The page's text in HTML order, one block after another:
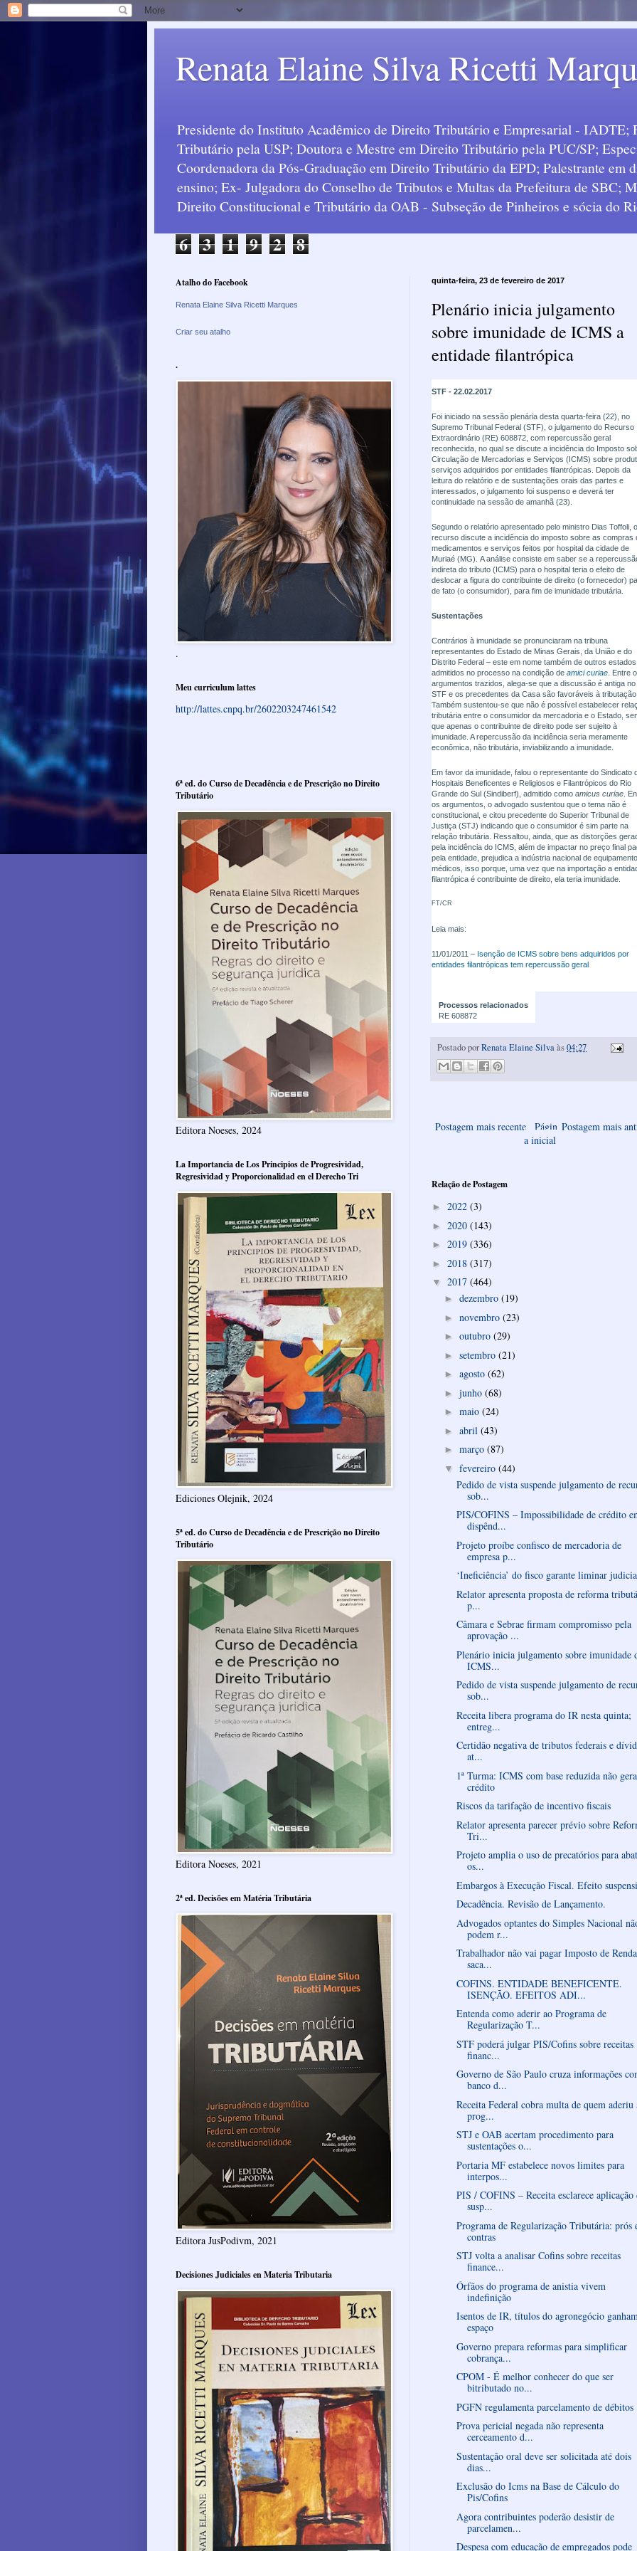
Renata Elaine Silva Ricetti
Presidente do Instituto Acadêmico de Direito Tributário e Empresarial - IADTE;
Tributário pela USP; Doutora e Mestre em Direito Tributário pela PUC/SP;
Coordenadora da Pós-Graduação em Direito Tributário da EPD; Palestrante em
ensino; Ex- Julgadora do Conselho de Tributos e Multas da Prefeitura de SBC;
Direito Constitucional e Tributário da OAB - Subseção de Pinheiros e sócia do
6 3 1 9 2 8
quinta-feira, 23 de fevereiro de 2017
Plenário inicia julgamento
sobre imunidade de ICMS a
entidade filantrópica
STF - 22.02.2017
Foi iniciado na sessão plenária desta quarta-feira (22), no
Supremo Tribunal Federal (STF), o julgamento do Recurso
Extraordinário (RE) 608872, com repercussão geral
reconhecida, no qual se discute a incidência do Imposto
Circulação de Mercadorias e Serviços (ICMS) sobre
serviços adquiridos por entidades filantrópicas. Depois da
leitura do relatório e de sustentações orais das partes e
interessados, o julgamento foi suspenso e deverá ter
continuidade na sessão de amanhã (23).
Segundo o relatório apresentado pelo ministro Dias Toffoli, o
recurso discute a incidência do imposto sobre as compras
medicamentos e serviços feitos por hospital da cidade de
Muriaé (MG). A análise consiste em saber se a
indireta do tributo (ICMS) para o hospital teria o efeito de
deslocar a figura do contribuinte de direito (o fornecedor)
de fato (o consumidor), para fim de imunidade tributária.
Sustentações
Contrários à imunidade se pronunciaram na tribuna
representantes do Estado de Minas Gerais, da União e do
Distrito Federal – este em nome também de outros estados
admitidos no processo na condição de amici curiae . Entre
argumentos trazidos, alega-se que a discussão é antiga no
STF e os precedentes da Casa são favoráveis à
Também sustentou-se que não é possível estabelecer
tributária entre o consumidor da mercadoria e o Estado,
que apenas o contribuinte de direito pode ser sujeito à
imunidade. A repercussão da incidência seria meramente
econômica, não tributária, inviabilizando a imunidade.
Em favor da imunidade, falou o representante do Sindicato
Hospitais Beneficentes e Religiosos e Filantrópicos do Rio
Grande do Sul (Sindiberf), admitido como amicus curiae .
os argumentos, o advogado sustentou que o tema não é
constitucional, e citou precedente do Superior Tribunal de
Justiça (STJ) indicando que o consumidor é sim parte na
relação tributária. Ressaltou, ainda, que as distorções
pela incidência do ICMS, além de impactar no preço final
pela entidade, prejudica a indústria nacional de
médicos, isso porque, uma vez que na importação a
filantrópica é contribuinte de direito, ela teria imunidade.
FT/CR
Leia mais:
11/01/2011 – Isenção de ICMS sobre bens adquiridos por
entidades filantrópicas tem repercussão geral
Processos relacionados
RE 608872
Postado porRenata Elaine Silvaàs04:27
Postagem mais recente Postagem mais
Págin
a inicial
Relação de Postagem
► 2022 (3)
► 2020 (143)
► 2019 (336)
► 2018 (317)
▼ 2017 (464)
► dezembro (19)
► novembro (23)
► outubro (29)
► setembro (21)
► agosto (62)
► junho (68)
► maio (24)
► abril (43)
► março (87)
▼ fevereiro (44)
Pedido de vista suspende julgamento de
sob...
PIS/COFINS – Impossibilidade de crédito
dispênd...
Projeto proíbe confisco de mercadoria de
empresa p...
‘Ineficiência’ do fisco garante liminar
Relator apresenta proposta de reforma
p...
Câmara e Sebrae firmam compromisso pela
aprovação ...
Plenário inicia julgamento sobre imunidade
ICMS...
Pedido de vista suspende julgamento de
sob...
Receita libera programa do IR nesta quinta;
entreg...
Certidão negativa de tributos federais e
at...
1ª Turma: ICMS com base reduzida não gera
crédito
Riscos da tarifação de incentivo fiscais
Relator apresenta parecer prévio sobre
Tri...
Projeto amplia o uso de precatórios para
os...
Embargos à Execução Fiscal. Efeito
Decadência. Revisão de Lançamento.
Advogados optantes do Simples Nacional
podem r...
Trabalhador não vai pagar Imposto de
saca...
COFINS. ENTIDADE BENEFICENTE.
ISENÇÃO. EFEITOS ADI...
Entenda como aderir ao Programa de
Regularização T...
STF poderá julgar PIS/Cofins sobre receitas
financ...
Governo de São Paulo cruza informações
banco d...
Receita Federal cobra multa de quem aderiu
prog...
STJ e OAB acertam procedimento para
sustentações o...
Portaria MF estabelece novos limites para
interpos...
PIS / COFINS – Receita esclarece aplicação
susp...
Programa de Regularização Tributária: prós
contras
STJ volta a analisar Cofins sobre receitas
finance...
Órfãos do programa de anistia vivem
indefinição
Isentos de IR, títulos do agronegócio
espaço
Governo prepara reformas para simplificar
cobrança...
CPOM - É melhor conhecer do que ser
bitributado no...
PGFN regulamenta parcelamento de débitos
Prova pericial negada não representa
cerceamento d...
Sustentação oral deve ser solicitada até dois
dias...
Exclusão do Icms na Base de Cálculo do
Pis/Cofins
Agora contribuintes poderão desistir de
parcelamen...
Despesa com educação de empregados pode
Atalho do Facebook
Renata Elaine Silva Ricetti Marques
Criar seu atalho
.
.
Meu curriculum lattes
http://lattes.cnpq.br/2602203247461542
6ª ed. do Curso de Decadência e de Prescrição no Direito
Tributário
Editora Noeses, 2024
La Importancia de Los Principios de Progresividad,
Regresividad y Proporcionalidad en el Derecho Tri
Ediciones Olejnik, 2024
5ª ed. do Curso de Decadência e de Prescrição no Direito
Tributário
Editora Noeses, 2021
2ª ed. Decisões em Matéria Tributária
Editora JusPodivm, 2021
Decisiones Judiciales en Materia Tributaria